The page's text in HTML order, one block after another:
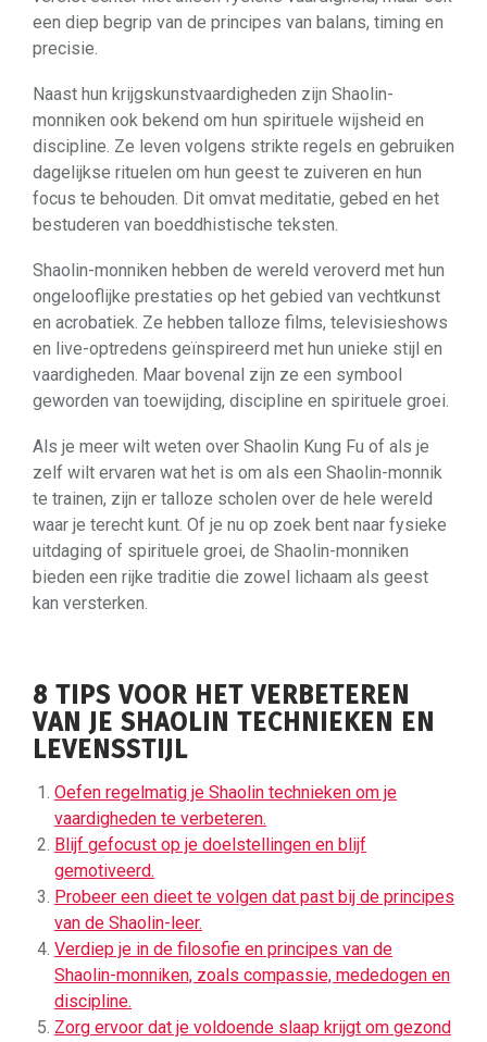
een diep begrip van de principes van balans, timing en
precisie.
Naast hun krijgskunstvaardigheden zijn Shaolin-
monniken ook bekend om hun spirituele wijsheid en
discipline. Ze leven volgens strikte regels en gebruiken
dagelijkse rituelen om hun geest te zuiveren en hun
focus te behouden. Dit omvat meditatie, gebed en het
bestuderen van boeddhistische teksten.
Shaolin-monniken hebben de wereld veroverd met hun
ongelooflijke prestaties op het gebied van vechtkunst
en acrobatiek. Ze hebben talloze films, televisieshows
en live-optredens geïnspireerd met hun unieke stijl en
vaardigheden. Maar bovenal zijn ze een symbool
geworden van toewijding, discipline en spirituele groei.
Als je meer wilt weten over Shaolin Kung Fu of als je
zelf wilt ervaren wat het is om als een Shaolin-monnik
te trainen, zijn er talloze scholen over de hele wereld
waar je terecht kunt. Of je nu op zoek bent naar fysieke
uitdaging of spirituele groei, de Shaolin-monniken
bieden een rijke traditie die zowel lichaam als geest
kan versterken.
8 TIPS VOOR HET VERBETEREN
VAN JE SHAOLIN TECHNIEKEN EN
LEVENSSTIJL
Oefen regelmatig je Shaolin technieken om je
vaardigheden te verbeteren.
Blijf gefocust op je doelstellingen en blijf
gemotiveerd.
Probeer een dieet te volgen dat past bij de principes
van de Shaolin-leer.
Verdiep je in de filosofie en principes van de
Shaolin-monniken, zoals compassie, mededogen en
discipline.
Zorg ervoor dat je voldoende slaap krijgt om gezond